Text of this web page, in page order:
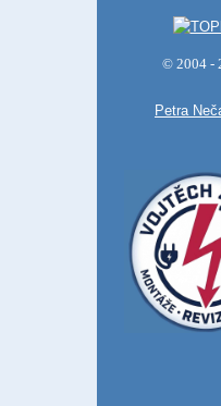
© 2004 -
Petra